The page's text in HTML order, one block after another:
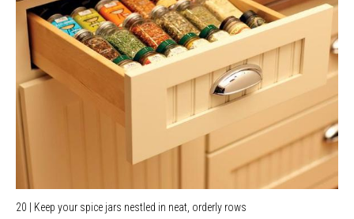
20 | Keep your spice jars nestled in neat, orderly rows